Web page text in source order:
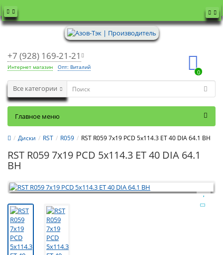
+7 (928) 169-21-21
Интернет магазин Опт: Виталий
0
Все категории
Главное меню
Диски RST R059 RST R059 7x19 PCD 5x114.3 ET 40 DIA 64.1 BH
RST R059 7x19 PCD 5x114.3 ET 40 DIA 64.1
BH